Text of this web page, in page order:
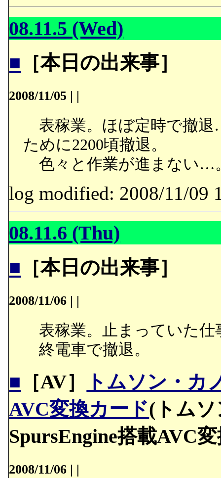
08.11.5 (Wed)
■ ［本日の出来事］
2008/11/05 | |
表稼業。ほぼ定時で撤
ために2200頃撤退。
色々と作業が進まない…
log modified: 2008/11/09
08.11.6 (Thu)
■ ［本日の出来事］
2008/11/06 | |
表稼業。止まっていた仕
終電車で撤退。
■ ［AV］
トムソン・カ
AVC変換カード(トム
SpursEngine搭載AVC
2008/11/06 | |